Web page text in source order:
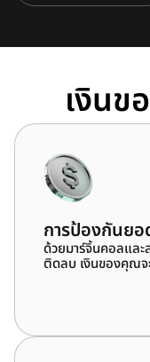
เงิน
การป้องกันย
ด้วยมาร์จิ้นคอลแล
ติดลบ เงินของคุณจ